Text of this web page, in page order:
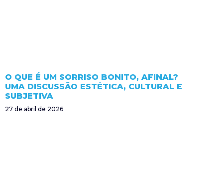
O QUE É UM SORRISO BONITO, AFINAL?
UMA DISCUSSÃO ESTÉTICA, CULTURAL E
SUBJETIVA
27 de abril de 2026